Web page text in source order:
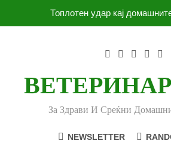
Топлотен удар кај
Стоматолошко здравје кај
За Здрави И Среќни
NEWSLETTER